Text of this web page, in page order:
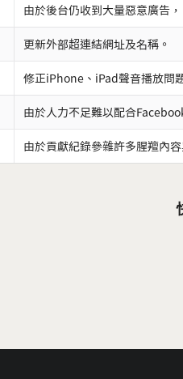
由於後台仍收到大量惡意廣告
更新外部超連結網址及名稱。
修正iPhone、iPad聲音播放問
由於人力不足難以配合
由於貢獻紀錄參雜許多腥羶內